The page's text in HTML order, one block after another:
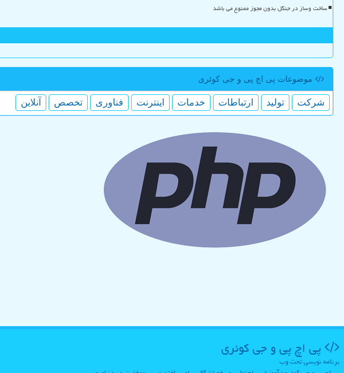
ساخت وساز در جنگل بدون مجوز ممنوع می باشد
موضوعات پی اچ پی و جی كوئری
شركت تولید ارتباطات خدمات اینترنت فناوری تخصص آنلاین
پی اچ پی و جی كوئری
برنامه نویسی تحت وب